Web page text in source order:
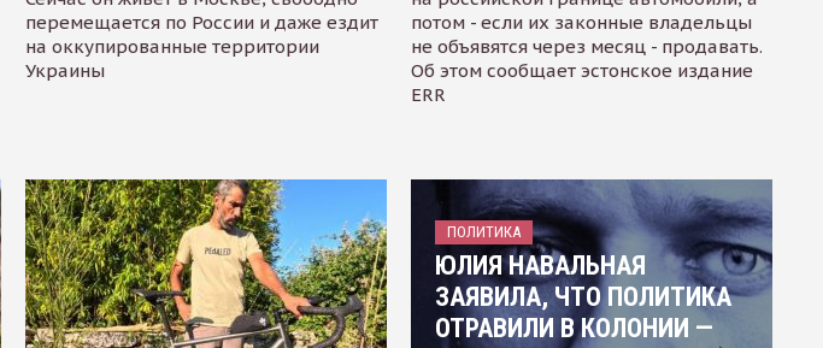
перемещается по России и даже ездит
на оккупированные территории
Украины
потом - если их законные владельцы
не объявятся через месяц - продавать.
Об этом сообщает эстонское издание
ERR
ПОЛИТИКА
ЮЛИЯ НАВАЛЬНАЯ
ЗАЯВИЛА, ЧТО ПОЛИТИКА
ОТРАВИЛИ В КОЛОНИИ —